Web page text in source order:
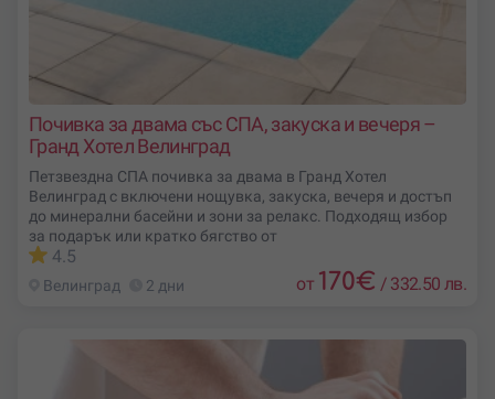
Почивка за двама със СПА, закуска и вечеря –
Гранд Хотел Велинград
Петзвездна СПА почивка за двама в Гранд Хотел
Велинград с включени нощувка, закуска, вечеря и достъп
до минерални басейни и зони за релакс. Подходящ избор
за подарък или кратко бягство от
4.5
Велинград 2 дни от 170€ / 332.50 лв.